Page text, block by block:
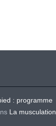
: programme
La musculation